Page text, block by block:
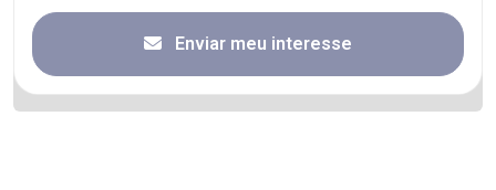
Enviar meu interesse